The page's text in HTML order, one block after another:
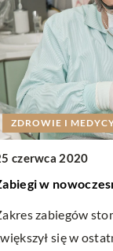
ZDROWIE I
czerwca 2020
w
zabiegów
się w